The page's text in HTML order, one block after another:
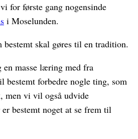
for første gang nogensinde
i Moselunden.
bestemt skal gøres til en tradition.
masse læring med fra
bestemt forbedre nogle ting, som
men vi vil også udvide
bestemt noget at se frem til